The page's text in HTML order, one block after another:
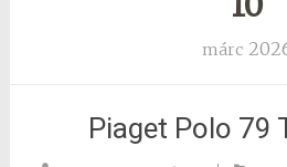
márc
Piaget Polo 79